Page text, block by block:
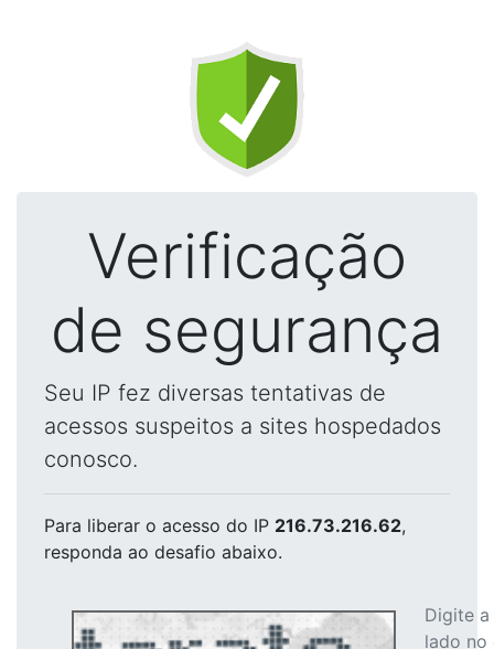
Verificação
de segurança
Seu IP fez diversas tentativas de
acessos suspeitos a sites hospedados
conosco.
Para liberar o acesso do IP 216.73.216.62,
responda ao desafio abaixo.
Digite
lado no